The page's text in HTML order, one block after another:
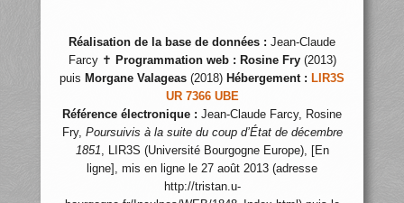
Réalisation de la base de données : Jean-Claude
Farcy ✝ Programmation web : Rosine Fry(2013)
puis Morgane Valageas (2018) Hébergement : LIR3S
UR 7366 UBE
Référence électronique : Jean-Claude Farcy, Rosine
Fry, Poursuivis à la suite du coup d’État de décembre
1851, LIR3S (Université Bourgogne Europe), [En
ligne], mis en ligne le 27 août 2013 (adresse
http://tristan.u-